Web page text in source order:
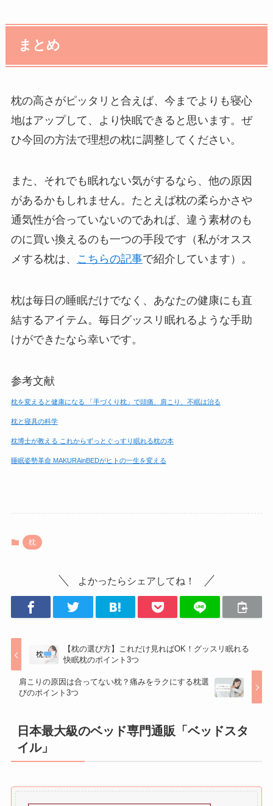
まとめ
枕の高さがピッタリと合えば、今までよりも寝心
地はアップして、より快眠できると思います。ぜ
ひ今回の方法で理想の枕に調整してください。
また、それでも眠れない気がするなら、他の原因
があるかもしれません。たとえば枕の柔らかさや
通気性が合っていないのであれば、違う素材のも
のに買い換えるのも一つの手段です（私がオスス
メする枕は、
こちらの記事で紹介しています）。
枕は毎日の睡眠だけでなく、あなたの健康にも直
結するアイテム。毎日グッスリ眠れるような手助
けができたなら幸いです。
参考文献
枕を変えると健康になる 「手づくり枕」で頭痛、肩こり、不眠は治る
枕と寝具の科学
枕博士が教える これからずっとぐっすり眠れる枕の本
睡眠姿勢革命 MAKURAinBEDがヒトの一生を変える
枕
よかったらシェアしてね！
【枕の選び方】これだけ見ればOK！グッスリ眠れる
快眠枕のポイント3つ
肩こりの原因は合ってない枕？痛みをラクにする枕選
びのポイント3つ
日本最大級のベッド専門通販「ベッドスタ
イル」